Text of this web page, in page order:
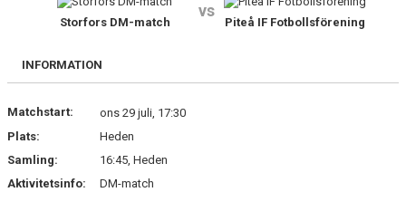
KALENDER
GÄSTBOK
DOKUMENT
VÅRA LAG
Storfors DM-match
vs
Piteå IF Fotbollsförening
INFORMATION
Matchstart:
ons 29 juli, 17:30
Plats:
Heden
Samling:
16:45, Heden
Aktivitetsinfo:
DM-match